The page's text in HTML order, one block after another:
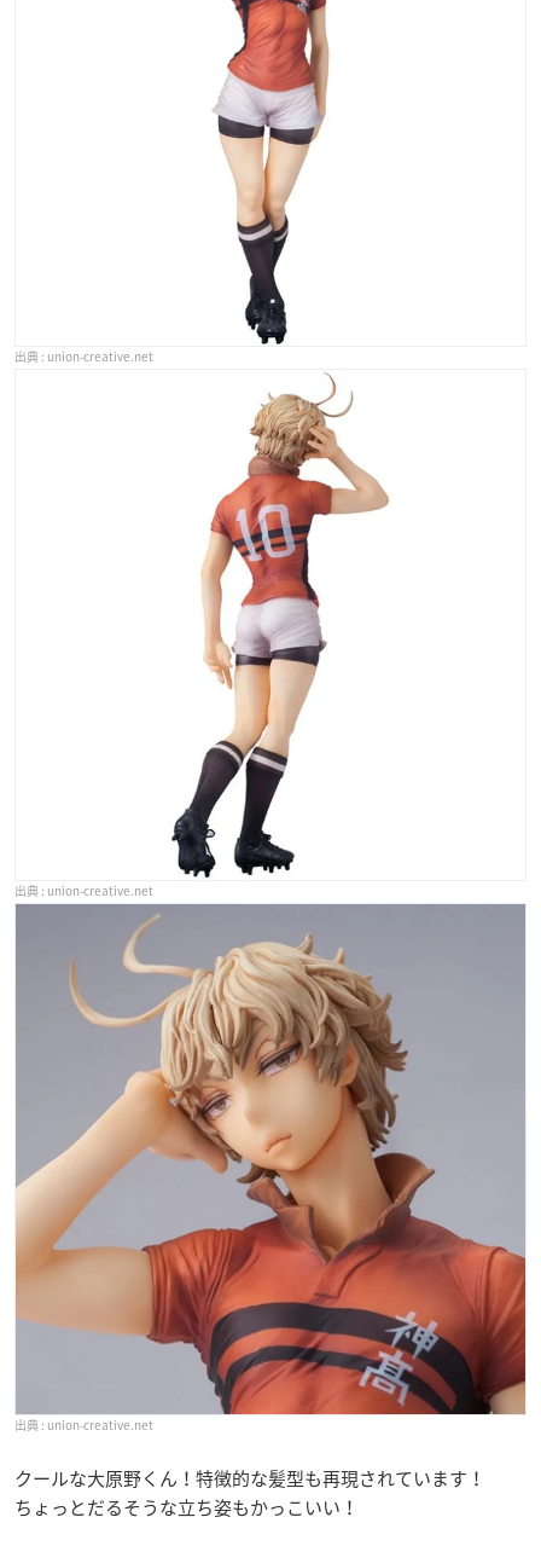
union-creative.net
union-creative.net
union-creative.net
クールな大原野くん！特徴的な髪型も再現されています！
ちょっとだるそうな立ち姿もかっこいい！